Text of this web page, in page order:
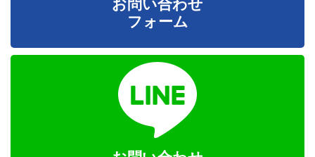
お問い合わせ
フォーム